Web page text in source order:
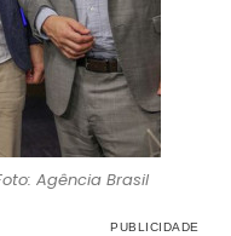
Agência Brasil